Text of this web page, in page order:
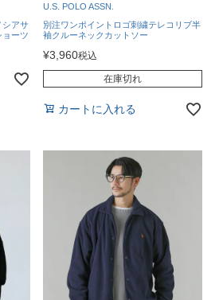
シアサ
ョーツ
U.S. POLO ASSN.
別注ワンポイントロゴ刺繍テレコリブ半
袖クルーネックカットソー
¥3,960税込
在庫切れ
カートに入れる